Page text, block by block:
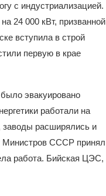
с индустриализацией.
24 000 кВт, призванной
вступила в строй
первую в крае
эвакуировано
работали на
расширялись и
Министров СССР принял
работа. Бийская ЦЭС,